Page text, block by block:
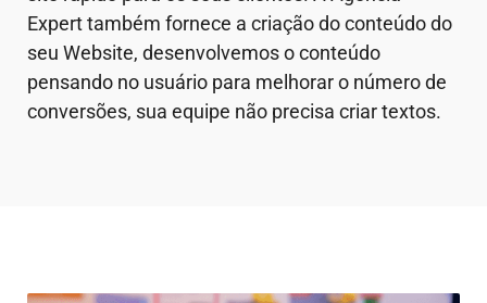
Expert também fornece a criação do conteúdo do
seu Website, desenvolvemos o conteúdo
pensando no usuário para melhorar o número de
conversões, sua equipe não precisa criar textos.